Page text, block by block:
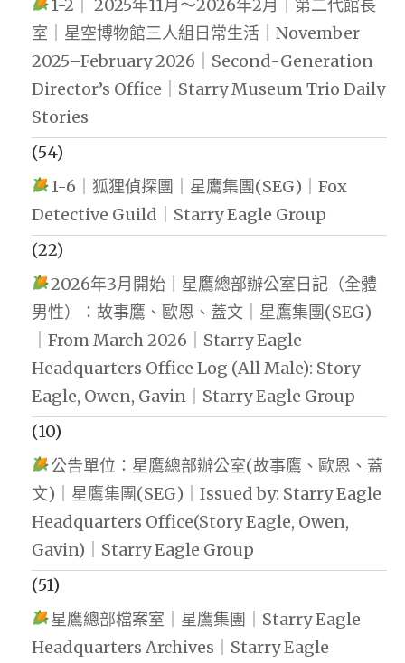
1-2｜ 2025年11月～2026年2月｜第二代館長
室｜星空博物館三人組日常生活｜November
2025–February 2026｜Second-Generation
Director’s Office｜Starry Museum Trio Daily
Stories
(54)
1-6｜狐狸偵探團｜星鷹集團(SEG)｜Fox
Detective Guild｜Starry Eagle Group
(22)
2026年3月開始｜星鷹總部辦公室日記（全體
男性）：故事鷹、歐恩、蓋文｜星鷹集團(SEG)
｜From March 2026｜Starry Eagle
Headquarters Office Log (All Male): Story
Eagle, Owen, Gavin｜Starry Eagle Group
(10)
公告單位：星鷹總部辦公室(故事鷹、歐恩、蓋
文)｜星鷹集團(SEG)｜Issued by: Starry Eagle
Headquarters Office(Story Eagle, Owen,
Gavin)｜Starry Eagle Group
(51)
星鷹總部檔案室｜星鷹集團｜Starry Eagle
Headquarters Archives｜Starry Eagle